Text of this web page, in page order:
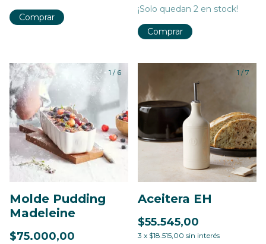
Comprar
¡Solo quedan 2 en stock!
Comprar
1 / 6
Molde Pudding
Madeleine
$75.000,00
1 /7
Aceitera EH
$55.545,00
3 x $18.515,00 sin interés